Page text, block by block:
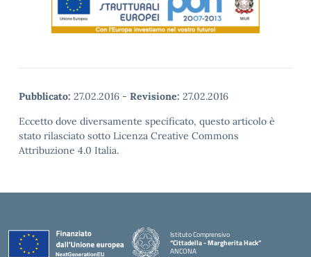
Pubblicato: 27.02.2016 - Revisione: 27.02.2016
Eccetto dove diversamente specificato, questo articolo è
stato rilasciato sotto Licenza Creative Commons
Attribuzione 4.0 Italia.
Istituto Comprensivo
“Cittadella - Margherita Hack”
ANCONA